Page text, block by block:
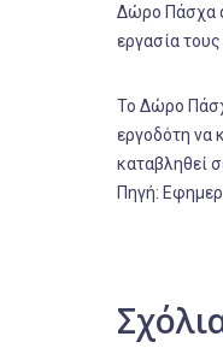
Δώρο Πάσχα
εργασία
Το Δώρο
εργοδότη να
καταβληθεί
Πηγή: